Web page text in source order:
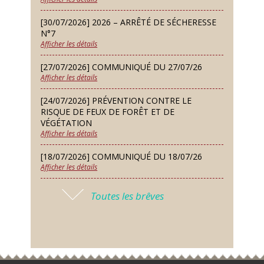
Dimanche 13 Sep
Repas de fouées
Lundi 14 Sep
Conseil municipal du 14 septembre
2026
Jeudi 24 Sep
Permanence des Architectes des
Bâtiments de France
Samedi 26 Sep
Concours de palets
Vendredi 09 Oct
Soirée des nouveaux habitants
[30/07/2026] 2026 – ARRÊTÉ DE SÉCHERESSE
N°7
Afficher les détails
[27/07/2026] COMMUNIQUÉ DU 27/07/26
Afficher les détails
[24/07/2026] PRÉVENTION CONTRE LE
RISQUE DE FEUX DE FORÊT ET DE
VÉGÉTATION
Afficher les détails
[18/07/2026] COMMUNIQUÉ DU 18/07/26
Afficher les détails
[17/07/2026] 2026 – ARRÊTÉ DE SÉCHERESSE
Toutes les brêves